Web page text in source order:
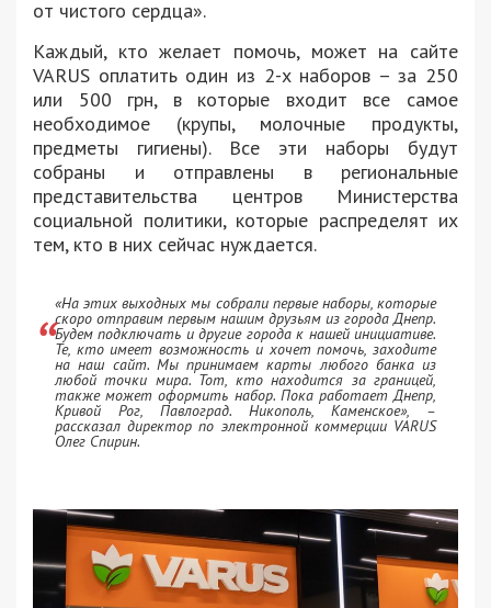
от чистого сердца».
Каждый, кто желает помочь, может на сайте
VARUS оплатить один из 2-х наборов – за 250
или 500 грн, в которые входит все самое
необходимое (крупы, молочные продукты,
предметы гигиены). Все эти наборы будут
собраны и отправлены в региональные
представительства центров Министерства
социальной политики, которые распределят их
тем, кто в них сейчас нуждается.
«На этих выходных мы собрали первые наборы, которые
скоро отправим первым нашим друзьям из города Днепр.
Будем подключать и другие города к нашей инициативе.
Те, кто имеет возможность и хочет помочь, заходите
на наш сайт. Мы принимаем карты любого банка из
любой точки мира. Тот, кто находится за границей,
также может оформить набор. Пока работает Днепр,
Кривой Рог, Павлоград. Никополь, Каменское», –
рассказал директор по электронной коммерции VARUS
Олег Спирин.